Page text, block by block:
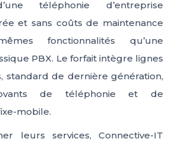
téléphonie d’entreprise
et sans coûts de maintenance
fonctionnalités qu’une
PBX. Le forfait intègre lignes
standard de dernière génération,
de téléphonie et de
mobile.
leurs services, Connective-IT